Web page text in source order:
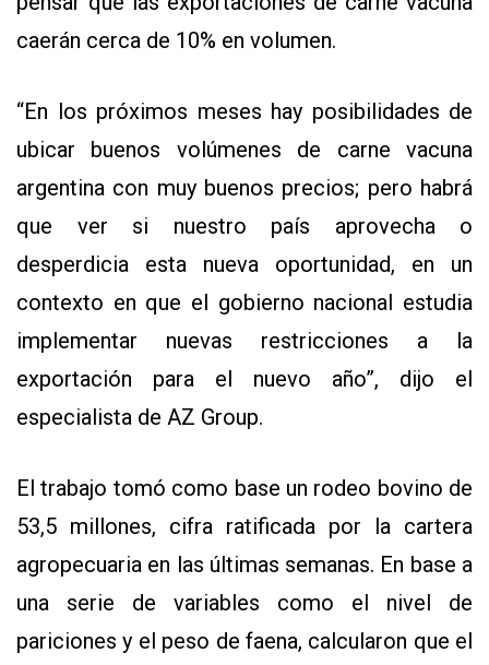
caerán cerca de 10% en volumen.
“En los próximos meses hay posibilidades de
ubicar buenos volúmenes de carne vacuna
argentina con muy buenos precios; pero habrá
que ver si nuestro país aprovecha o
desperdicia esta nueva oportunidad, en un
contexto en que el gobierno nacional estudia
implementar nuevas restricciones a la
exportación para el nuevo año”, dijo el
especialista de AZ Group.
El trabajo tomó como base un rodeo bovino de
53,5 millones, cifra ratificada por la cartera
agropecuaria en las últimas semanas. En base a
una serie de variables como el nivel de
pariciones y el peso de faena, calcularon que el